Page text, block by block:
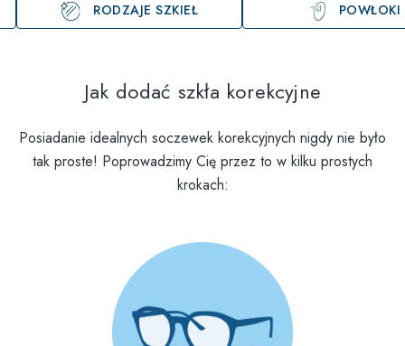
RODZAJE SZKIEŁ POWŁOKI
Jak dodać szkła korekcyjne
Posiadanie idealnych soczewek korekcyjnych nigdy nie było
tak proste! Poprowadzimy Cię przez to w kilku prostych
krokach: